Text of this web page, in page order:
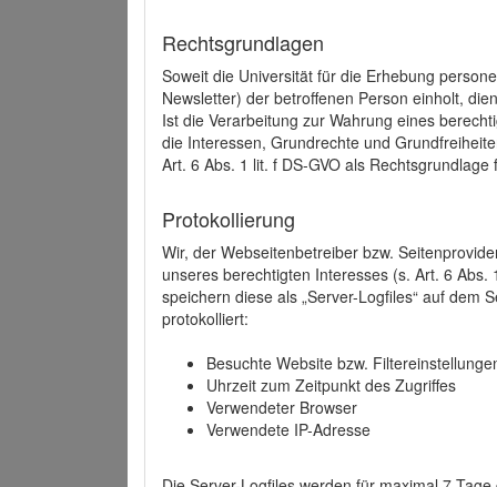
Rechtsgrundlagen
Soweit die Universität für die Erhebung
Newsletter) der betroffenen Person einholt,
Ist die Verarbeitung zur Wahrung eines
die Interessen, Grundrechte und
Art. 6 Abs. 1 lit. f DS-GVO als
Protokollierung
Wir, der Webseitenbetreiber bzw.
unseres berechtigten Interesses (s. Art. 6
speichern diese als „Server-Logfiles“ auf dem
protokolliert:
Besuchte Website bzw.
Uhrzeit zum Zeitpunkt des Zugriffes
Verwendeter Browser
Verwendete IP-Adresse